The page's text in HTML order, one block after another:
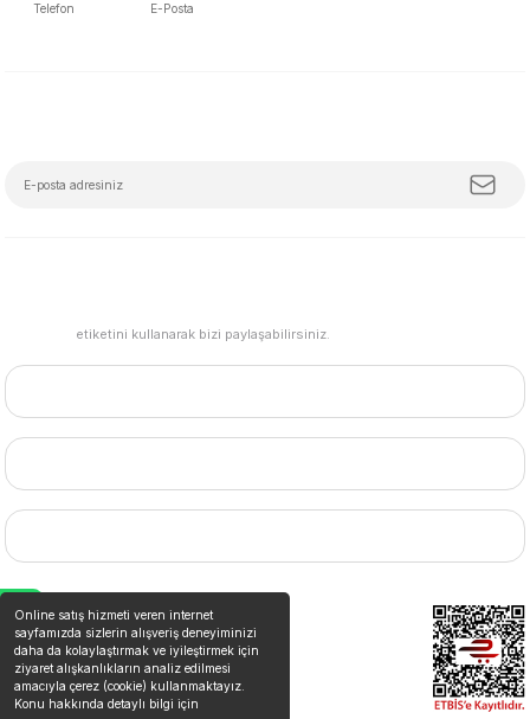
Online satış hizmeti veren internet
sayfamızda sizlerin alışveriş deneyiminizi
daha da kolaylaştırmak ve iyileştirmek için
ziyaret alışkanlıkların analiz edilmesi
amacıyla çerez (cookie) kullanmaktayız.
Konu hakkında detaylı bilgi için
Telefon E-Posta
etiketini kullanarak bizi paylaşabilirsiniz.
WhatsApp Destek